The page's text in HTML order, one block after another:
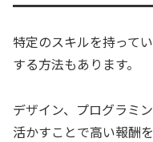
特定のスキルを持って
する方法もあります。
デザイン、プログラミ
活かすことで高い報酬